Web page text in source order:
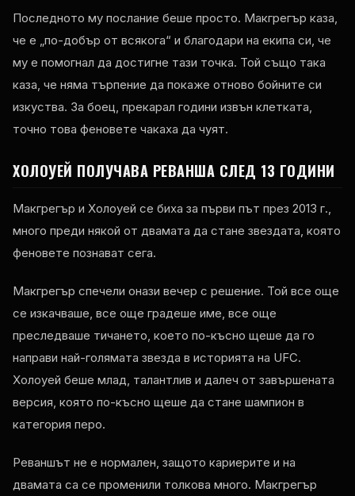
Последното му послание беше просто. Макгрегър каза,
че е „по-добър от всякога“ и благодари на екипа си, че
му е помогнал да достигне тази точка. Той също така
каза, че няма търпение да покаже отново бойните си
изкуства. За боец, прекарал години извън клетката,
точно това феновете чакаха да чуят.
ХОЛОУЕЙ ПОЛУЧАВА РЕВАНША СЛЕД 13 ГОДИНИ
Макгрегър и Холоуей се биха за първи път през 2013 г.,
много преди някой от двамата да стане звездата, която
феновете познават сега.
Макгрегър спечели онази вечер с решение. Той все още
се изкачваше, все още градеше име, все още
преследваше тичането, което по-късно щеше да го
направи най-голямата звезда в историята на UFC.
Холоуей беше млад, талантлив и далеч от завършената
версия, която по-късно щеше да стане шампион в
категория перо.
Реваншът не е нормален, защото кариерите и на
двамата са се променили толкова много. Макгрегър